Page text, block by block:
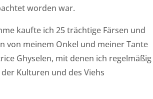
worden war.
kaufte ich 25 trächtige Färsen und
von meinem Onkel und meiner Tante
Ghyselen, mit denen ich regelmäßig
Kulturen und des Viehs